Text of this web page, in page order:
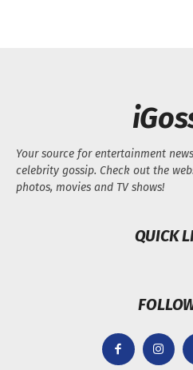
Your source for entertainment
celebrity gossip. Check out the
photos, movies and TV shows!
QUICK